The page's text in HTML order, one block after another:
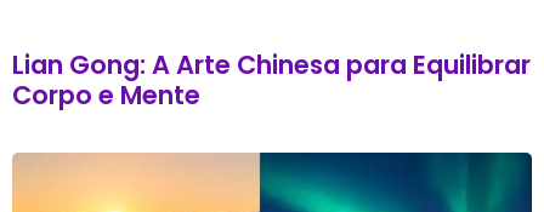
Lian Gong: A Arte Chinesa para Equilibrar
Corpo e Mente